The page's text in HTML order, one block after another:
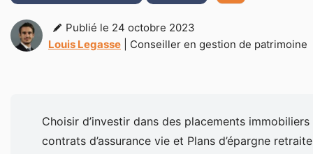
Publié le 24 octobre 2023
Louis Legasse
| Conseiller en gestion de patrimoine
Choisir d’investir dans des placements
contrats d’assurance vie et Plans d’épargne